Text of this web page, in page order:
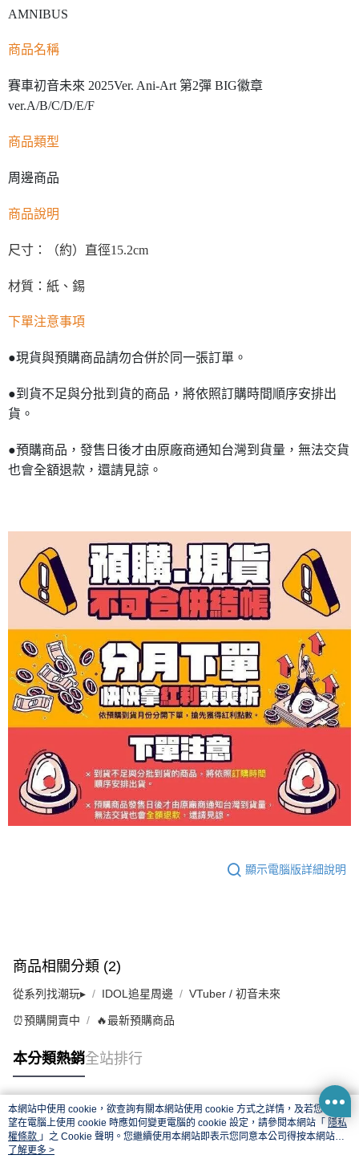
AMNIBUS
商品名稱
賽車初音未來 2025Ver. Ani-Art 第2彈 BIG徽章
ver.A/B/C/D/E/F
商品類型
周邊商品
商品說明
尺寸：（約）直徑15.2cm
材質：紙、錫
下單注意事項
●現貨與預購商品請勿合併於同一張訂單。
●到貨不足與分批到貨的商品，將依照訂購時間順序安排出
貨。
●預購商品，發售日後才由原廠商通知台灣到貨量，無法交貨
也會全額退款，還請見諒。
顯示電腦版詳細說明
商品相關分類 (2)
從系列找潮玩▸ IDOL追星周邊 VTuber / 初音未來
⏰預購開賣中 🔥最新預購商品
本分類熱銷全站排行
熱門標籤
本網站中使用 cookie，欲查詢有關本網站使用 cookie 方式之詳情，及若您不希
望在電腦上使用 cookie 時應如何變更電腦的 cookie 設定，請參閱本網站「 隱私
權條款 」之 Cookie 聲明。您繼續使用本網站即表示您同意本公司得按本網站使
用條款之 Cookie 聲明使用 cookie。
了解更多 >